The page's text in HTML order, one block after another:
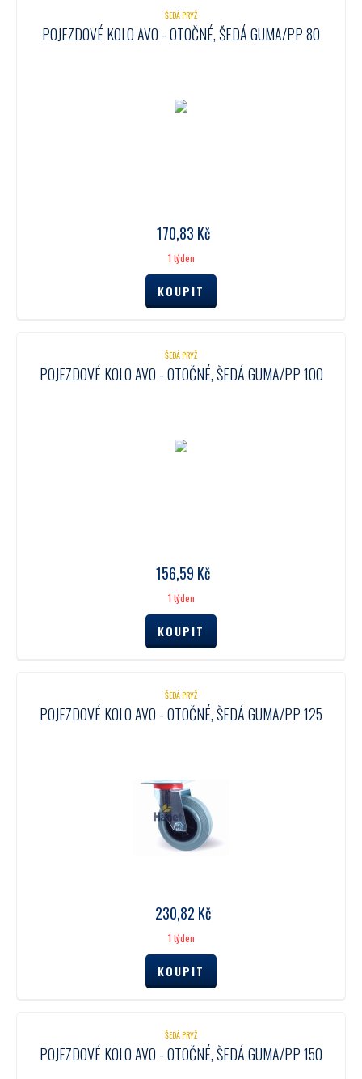
ŠEDÁ PRYŽ
POJEZDOVÉ KOLO AVO - OTOČNÉ, ŠEDÁ GUMA/PP 80
170,83 Kč
1 týden
ŠEDÁ PRYŽ
POJEZDOVÉ KOLO AVO - OTOČNÉ, ŠEDÁ GUMA/PP 100
156,59 Kč
1 týden
ŠEDÁ PRYŽ
POJEZDOVÉ KOLO AVO - OTOČNÉ, ŠEDÁ GUMA/PP 125
230,82 Kč
1 týden
ŠEDÁ PRYŽ
POJEZDOVÉ KOLO AVO - OTOČNÉ, ŠEDÁ GUMA/PP 150